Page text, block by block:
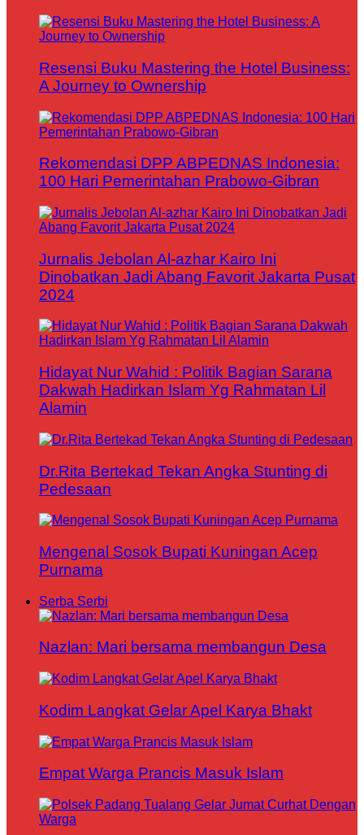
Resensi Buku Mastering the Hotel Business:
A Journey to Ownership
Rekomendasi DPP ABPEDNAS Indonesia:
100 Hari Pemerintahan Prabowo-Gibran
Jurnalis Jebolan Al-azhar Kairo Ini
Dinobatkan Jadi Abang Favorit Jakarta Pusat
2024
Hidayat Nur Wahid : Politik Bagian Sarana
Dakwah Hadirkan Islam Yg Rahmatan Lil
Alamin
Dr.Rita Bertekad Tekan Angka Stunting di
Pedesaan
Mengenal Sosok Bupati Kuningan Acep
Purnama
Serba Serbi
Nazlan: Mari bersama membangun Desa
Kodim Langkat Gelar Apel Karya Bhakt
Empat Warga Prancis Masuk Islam